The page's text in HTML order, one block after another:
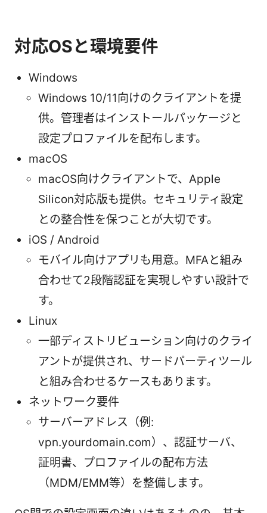
対応OSと環境要件
Windows
Windows 10/11向けのクライアントを提
供。管理者はインストールパッケージと
設定プロファイルを配布します。
macOS
macOS向けクライアントで、Apple
Silicon対応版も提供。セキュリティ設定
との整合性を保つことが大切です。
iOS / Android
モバイル向けアプリも用意。MFAと組み
合わせて2段階認証を実現しやすい設計で
す。
Linux
一部ディストリビューション向けのクライ
アントが提供され、サードパーティツール
と組み合わせるケースもあります。
ネットワーク要件
サーバーアドレス（例:
vpn.yourdomain.com）、認証サーバ、
証明書、プロファイルの配布方法
（MDM/EMM等）を整備します。